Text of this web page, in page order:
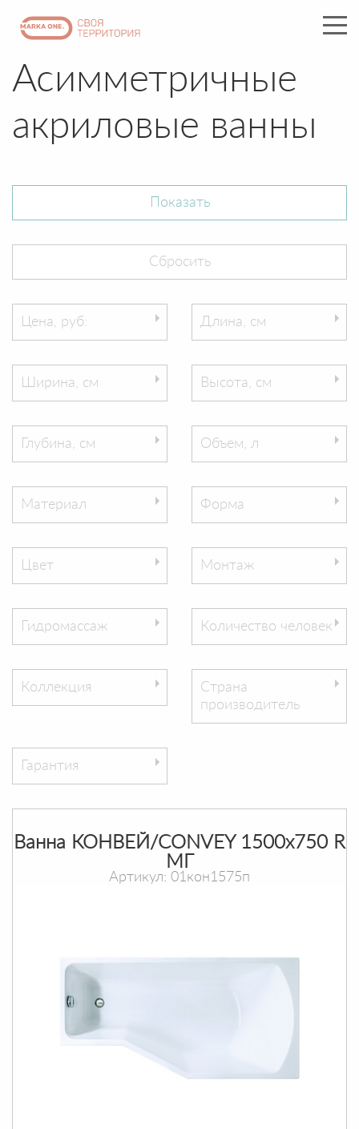
Асимметричные
акриловые ванны
Цена, руб: Длина, см
Ширина, см Высота, см
Глубина, см Объем, л
Материал Форма
Цвет Монтаж
Гидромассаж Количество человек
Коллекция
Страна
производитель
Гарантия
Ванна КОНВЕЙ/CONVEY 1500х750 R
МГ
Артикул: 01кон1575п